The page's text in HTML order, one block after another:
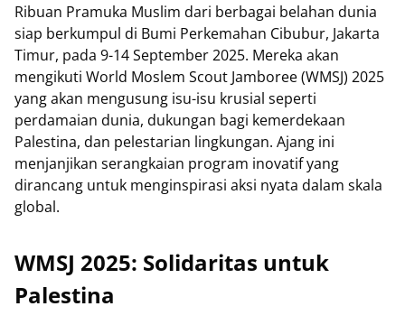
Ribuan Pramuka Muslim dari berbagai belahan dunia
siap berkumpul di Bumi Perkemahan Cibubur, Jakarta
Timur, pada 9-14 September 2025. Mereka akan
mengikuti World Moslem Scout Jamboree (WMSJ) 2025
yang akan mengusung isu-isu krusial seperti
perdamaian dunia, dukungan bagi kemerdekaan
Palestina, dan pelestarian lingkungan. Ajang ini
menjanjikan serangkaian program inovatif yang
dirancang untuk menginspirasi aksi nyata dalam skala
global.
WMSJ 2025: Solidaritas untuk
Palestina